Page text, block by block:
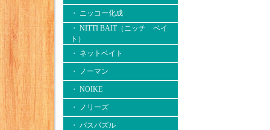
・ ニッコー化成
・ NITTI BAIT（ニッチ ベイ
ト）
・ ネットベイト
・ ノーマン
・ NOIKE
・ ノリーズ
・ バスパズル